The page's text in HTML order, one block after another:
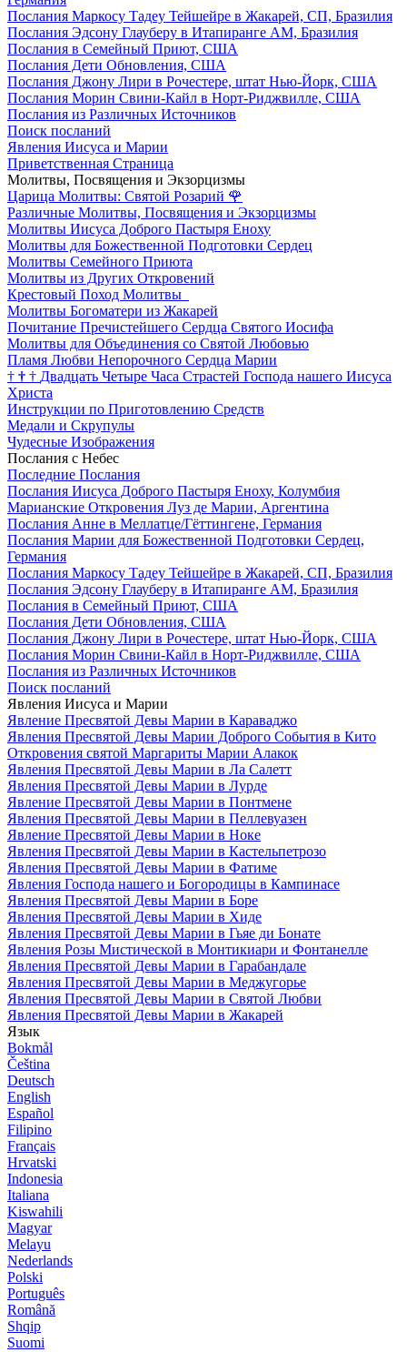
Послания Маркосу Тадеу Тейшейре в Жакарей, СП, Бразилия
Послания Эдсону Глауберу в Итапиранге AM, Бразилия
Послания в Семейный Приют, США
Послания Дети Обновления, США
Послания Джону Лири в Рочестере, штат Нью-Йорк, США
Послания Морин Свини-Кайл в Норт-Риджвилле, США
Послания из Различных Источников
Поиск посланий
Явления Иисуса и Марии
Приветственная Страница
Молитвы, Посвящения и Экзорцизмы
Царица Молитвы: Святой Розарий 🌹
Различные Молитвы, Посвящения и Экзорцизмы
Молитвы Иисуса Доброго Пастыря Еноху
Молитвы для Божественной Подготовки Сердец
Молитвы Семейного Приюта
Молитвы из Других Откровений
Крестовый Поход Молитвы
Молитвы Богоматери из Жакарей
Почитание Пречистейшего Сердца Святого Иосифа
Молитвы для Объединения со Святой Любовью
Пламя Любви Непорочного Сердца Марии
† † † Двадцать Четыре Часа Страстей Господа нашего Иисуса
Христа
Инструкции по Приготовлению Средств
Медали и Скрупулы
Чудесные Изображения
Послания с Небес
Последние Послания
Послания Иисуса Доброго Пастыря Еноху, Колумбия
Марианские Откровения Луз де Марии, Аргентина
Послания Анне в Меллатце/Гёттингене, Германия
Послания Марии для Божественной Подготовки Сердец,
Германия
Послания Маркосу Тадеу Тейшейре в Жакарей, СП, Бразилия
Послания Эдсону Глауберу в Итапиранге AM, Бразилия
Послания в Семейный Приют, США
Послания Дети Обновления, США
Послания Джону Лири в Рочестере, штат Нью-Йорк, США
Послания Морин Свини-Кайл в Норт-Риджвилле, США
Послания из Различных Источников
Поиск посланий
Явления Иисуса и Марии
Явление Пресвятой Девы Марии в Караваджо
Явления Пресвятой Девы Марии Доброго События в Кито
Откровения святой Маргариты Марии Алакок
Явления Пресвятой Девы Марии в Ла Салетт
Явления Пресвятой Девы Марии в Лурде
Явление Пресвятой Девы Марии в Понтмене
Явления Пресвятой Девы Марии в Пеллевуазен
Явление Пресвятой Девы Марии в Ноке
Явления Пресвятой Девы Марии в Кастельпетрозо
Явления Пресвятой Девы Марии в Фатиме
Явления Господа нашего и Богородицы в Кампинасе
Явления Пресвятой Девы Марии в Боре
Явления Пресвятой Девы Марии в Хиде
Явления Пресвятой Девы Марии в Гьяе ди Бонате
Явления Розы Мистической в Монтикиари и Фонтанелле
Явления Пресвятой Девы Марии в Гарабандале
Явления Пресвятой Девы Марии в Меджугорье
Явления Пресвятой Девы Марии в Святой Любви
Явления Пресвятой Девы Марии в Жакарей
Язык
Bokmål
Čeština
Deutsch
English
Español
Filipino
Français
Hrvatski
Indonesia
Italiana
Kiswahili
Magyar
Melayu
Nederlands
Polski
Português
Română
Shqip
Suomi